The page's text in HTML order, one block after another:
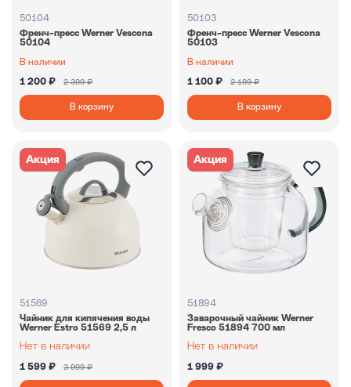
50104
Френч-пресс Werner Vescona
50104
В наличии
1 200 ₽ 2 399 ₽
В корзину
50103
Френч-пресс Werner Vescona
50103
В наличии
1 100 ₽ 2 199 ₽
В корзину
Акция
51569
Чайник для кипячения воды
Werner Estro 51569 2,5 л
1 599 ₽ 3 999 ₽
Акция
51894
Заварочный чайник Werner
Fresco 51894 700 мл
1 999 ₽